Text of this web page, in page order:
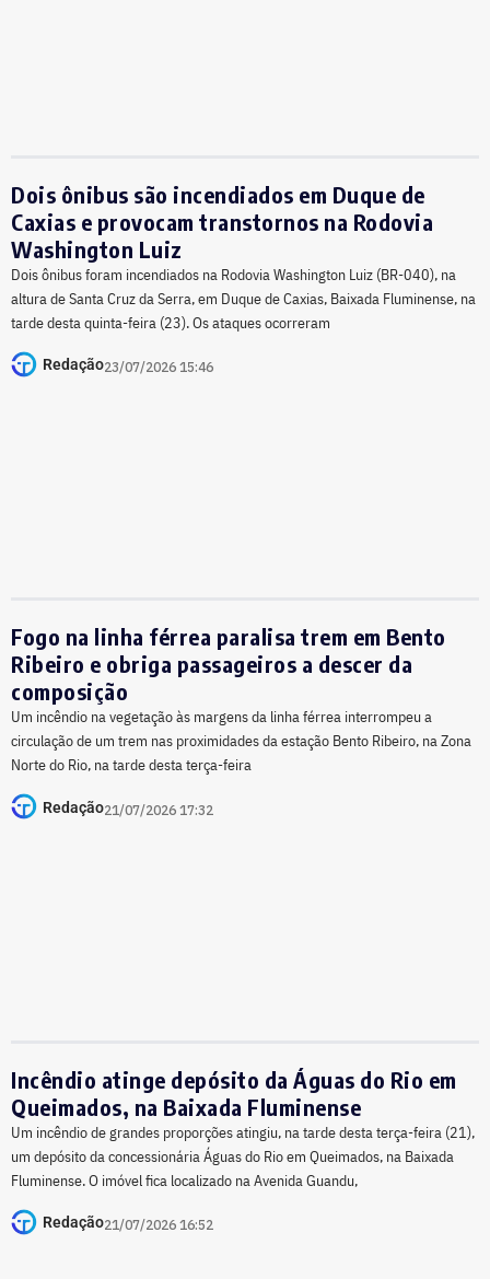
Dois ônibus são incendiados em Duque de
Caxias e provocam transtornos na Rodovia
Washington Luiz
Dois ônibus foram incendiados na Rodovia Washington Luiz (BR-040), na
altura de Santa Cruz da Serra, em Duque de Caxias, Baixada Fluminense, na
tarde desta quinta-feira (23). Os ataques ocorreram
Redação23/07/2026 15:46
Fogo na linha férrea paralisa trem em Bento
Ribeiro e obriga passageiros a descer da
composição
Um incêndio na vegetação às margens da linha férrea interrompeu a
circulação de um trem nas proximidades da estação Bento Ribeiro, na Zona
Norte do Rio, na tarde desta terça-feira
Redação21/07/2026 17:32
Incêndio atinge depósito da Águas do Rio em
Queimados, na Baixada Fluminense
Um incêndio de grandes proporções atingiu, na tarde desta terça-feira (21),
um depósito da concessionária Águas do Rio em Queimados, na Baixada
Fluminense. O imóvel fica localizado na Avenida Guandu,
Redação21/07/2026 16:52